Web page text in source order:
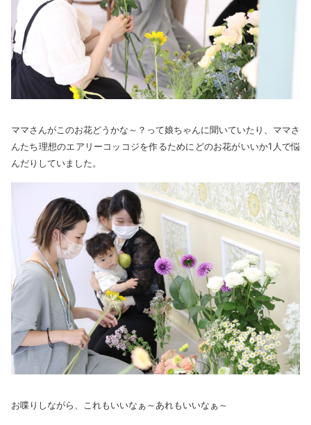
ママさんがこのお花どうかな～？って娘ちゃんに聞いていたり、ママさ
んたち理想のエアリーコッコジを作るためにどのお花がいいか1人で悩
んだりしていました。
お喋りしながら、これもいいなぁ～あれもいいなぁ～